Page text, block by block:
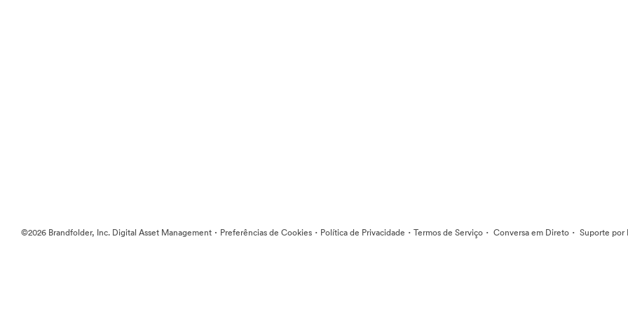
©2026 Brandfolder, Inc. Digital Asset Management · Preferências de Cookies · Política de Privacidade · Termos de Serviço · Conversa em Direto · Suporte por